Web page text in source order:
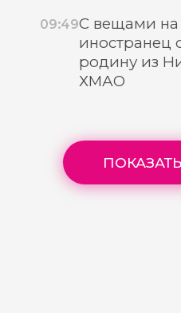
09:49С вещами на
иностранец
родину из
ХМАО